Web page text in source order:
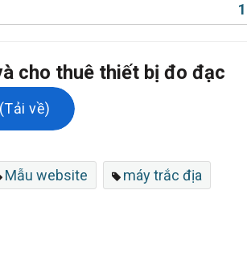
/ Zalo.
trợ SEO.
dụng.
1
cho thuê thiết bị đo đạc
về)
Mẫu website máy trắc địa